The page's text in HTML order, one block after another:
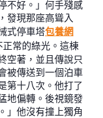
不好。」何手殘感
發現那座高聳入
式停車塔包養網
正常的綠光。這棟
空著，並且傳說只
被傳送到一個泊車
第十八次。他打了
地偏轉。後視鏡發
」他沒有撞上獨角